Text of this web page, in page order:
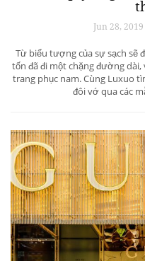
Jun 28,
Từ biểu tượng của sự sạch sẽ
tốn đã đi một chặng đường
trang phục nam. Cùng Luxuo
đôi vớ qua các